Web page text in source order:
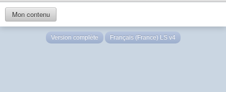
Mon contenu
Version complète Français (France) LS v4